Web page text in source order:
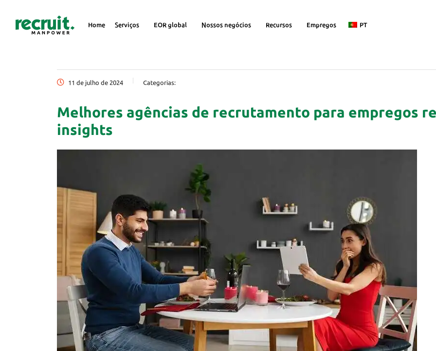
Home Serviços EOR global Nossos negócios Recursos Empregos PT
11 de julho de 2024 Categorias:
Melhores agências de recrutamento para empregos
insights